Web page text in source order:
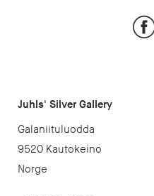
Juhls' Silver Gallery
Galaniituluodda
9520 Kautokeino
Norge